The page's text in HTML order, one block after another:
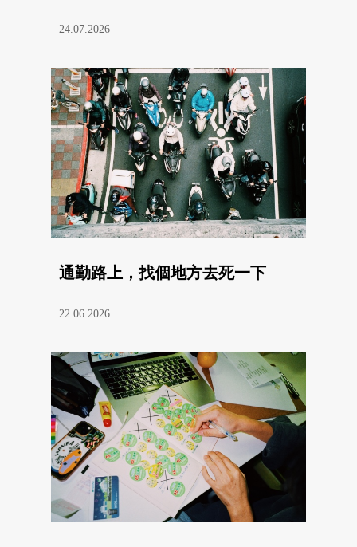
24.07.2026
通勤路上，找個地方去死一下
22.06.2026